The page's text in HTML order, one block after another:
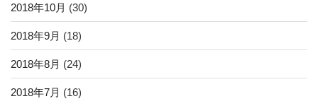
2018年10月 (30)
2018年9月 (18)
2018年8月 (24)
2018年7月 (16)